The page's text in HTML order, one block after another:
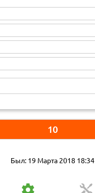
10
Был: 19 Марта 2018 18:34